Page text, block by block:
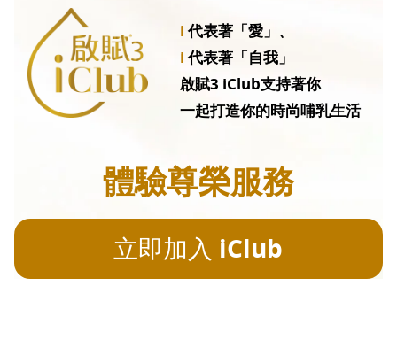
i 代表著「愛」、
i 代表著「自我」
啟賦3 iClub支持著你
一起打造你的時尚哺乳生活
體驗尊榮服務
立即加入 iClub